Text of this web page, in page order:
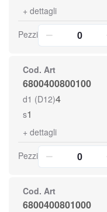
+ dettagli
Pezzi
Cod. Art
6800400800100
d1 (D12)4
s1
+ dettagli
Pezzi
Cod. Art
6800400801000